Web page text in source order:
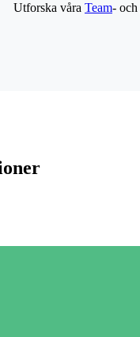
Utforska våra Team- och